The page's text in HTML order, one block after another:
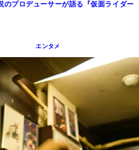
のプロデューサーが語る『仮面ライダー
エンタメ